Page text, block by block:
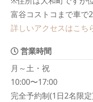
富谷コストコまで車で2
詳しいアクセスはこち
営業時間
月～土・祝
10:00〜17:00
完全予約制(1日2名限